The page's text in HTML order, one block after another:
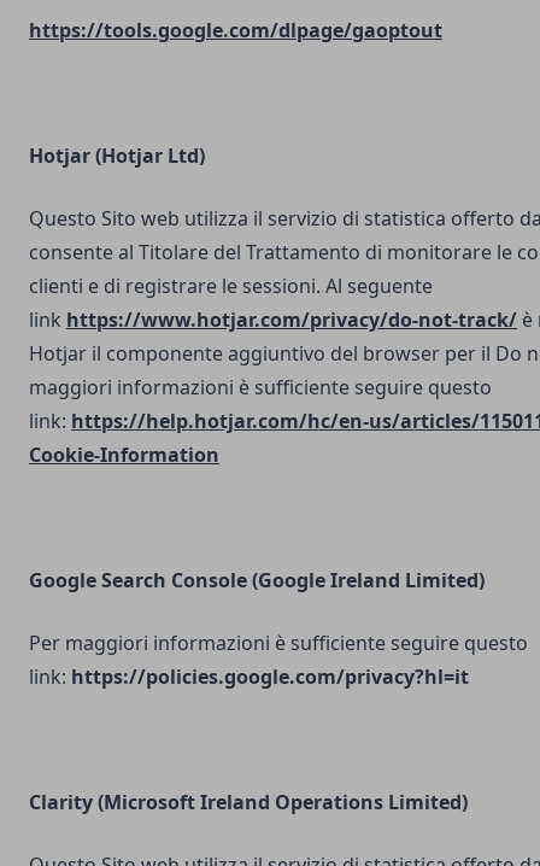
https://tools.google.com/dlpage/gaoptout
Hotjar (Hotjar Ltd)
Questo Sito web utilizza il servizio di statistica offerto
consente al Titolare del Trattamento di monitorare le
clienti e di registrare le sessioni. Al seguente
link https://www.hotjar.com/privacy/do-not-track/ è
Hotjar il componente aggiuntivo del browser per il Do
maggiori informazioni è sufficiente seguire questo
link: https://help.hotjar.com/hc/en-us/articles/
Cookie-Information
Google Search Console(Google Ireland Limited)
Per maggiori informazioni è sufficiente seguire questo
link: https://policies.google.com/privacy?hl=it
Clarity (Microsoft Ireland Operations Limited)